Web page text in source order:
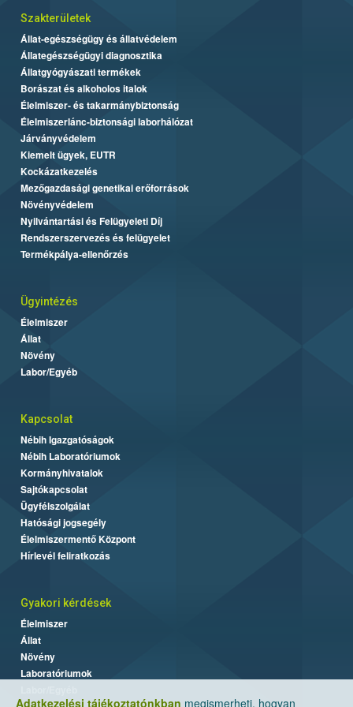
Adatkezelési tájékoztatónkban megismerheti, hogyan
Szakterületek
Állat-egészségügy és állatvédelem
Állategészségügyi diagnosztika
Állatgyógyászati termékek
Borászat és alkoholos italok
Élelmiszer- és takarmánybiztonság
Élelmiszerlánc-biztonsági laborhálózat
Járványvédelem
Kiemelt ügyek, EUTR
Kockázatkezelés
Mezőgazdasági genetikai erőforrások
Növényvédelem
Nyilvántartási és Felügyeleti Díj
Rendszerszervezés és felügyelet
Termékpálya-ellenőrzés
Ügyintézés
Élelmiszer
Állat
Növény
Labor/Egyéb
Kapcsolat
Nébih Igazgatóságok
Nébih Laboratóriumok
Kormányhivatalok
Sajtókapcsolat
Ügyfélszolgálat
Hatósági jogsegély
Élelmiszermentő Központ
Hírlevél feliratkozás
Gyakori kérdések
Élelmiszer
Állat
Növény
Laboratóriumok